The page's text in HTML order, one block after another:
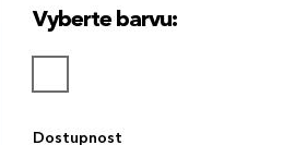
Vyberte barvu:
Dostupnost